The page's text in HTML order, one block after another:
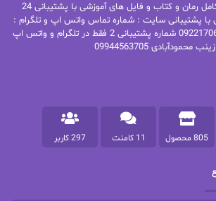
پرتو فرهمند
پرستو اسحقی
پرهام رسولی
پروانه محمدی
سایت اخودان مرجع کامل رمان و کتاب و فایل های آموزشی با پشتیبانی 24
با پشتیبانی سایت : شماره تماس واتس اپ و تلگرام :
عباس علی میرزائی 09221706572 شماره پشتیبانی 2 فقط در تلگرام و واتس اپ
محمودآبادی 09944563705
805 محصول 11 کامنت 297 کاربر